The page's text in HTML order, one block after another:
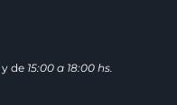
y de 15:00 a 18:00 hs.